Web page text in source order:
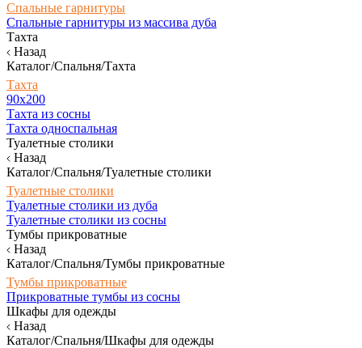
Спальные гарнитуры
Спальные гарнитуры из массива дуба
Тахта
Назад
Каталог/Спальня/Тахта
Тахта
90х200
Тахта из сосны
Тахта односпальная
Туалетные столики
Назад
Каталог/Спальня/Туалетные столики
Туалетные столики
Туалетные столики из дуба
Туалетные столики из сосны
Тумбы прикроватные
Назад
Каталог/Спальня/Тумбы прикроватные
Тумбы прикроватные
Прикроватные тумбы из сосны
Шкафы для одежды
Назад
Каталог/Спальня/Шкафы для одежды